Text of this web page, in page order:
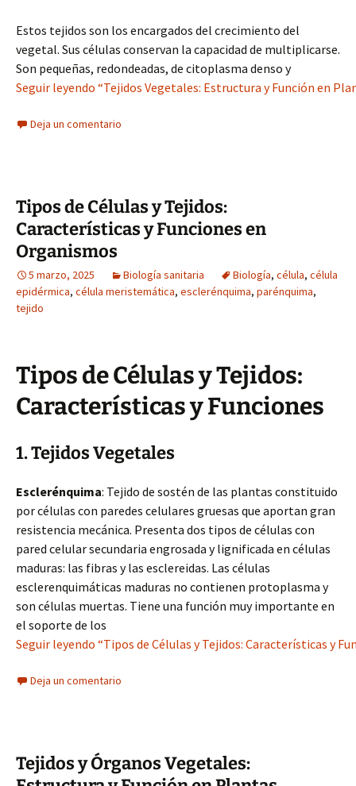
Estos tejidos son los encargados del crecimiento del
vegetal. Sus células conservan la capacidad de multiplicarse.
Son pequeñas, redondeadas, de citoplasma denso y
Seguir leyendo “Tejidos Vegetales: Estructura y Función en
Deja un comentario
Tipos de Células y Tejidos:
Características y Funciones en
Organismos
5 marzo, 2025 Biología sanitaria Biología, célula, célula
epidérmica, célula meristemática, esclerénquima, parénquima,
tejido
Tipos de Células y Tejidos:
Características y Funciones
1. Tejidos Vegetales
Esclerénquima: Tejido de sostén de las plantas constituido
por células con paredes celulares gruesas que aportan gran
resistencia mecánica. Presenta dos tipos de células con
pared celular secundaria engrosada y lignificada en células
maduras: las fibras y las esclereidas. Las células
esclerenquimáticas maduras no contienen protoplasma y
son células muertas. Tiene una función muy importante en
el soporte de los
Seguir leyendo “Tipos de Células y Tejidos: Características y
Deja un comentario
Tejidos y Órganos Vegetales: